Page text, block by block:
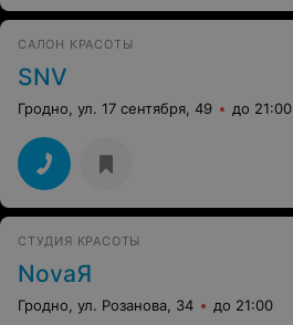
САЛОН КРАСОТЫ
SNV
Гродно, ул. 17 сентября, 49 до 21:00
СТУДИЯ КРАСОТЫ
NovaЯ
Гродно, ул. Розанова, 34 до 21:00